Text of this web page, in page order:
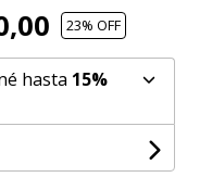
23% OFF
hasta 15%